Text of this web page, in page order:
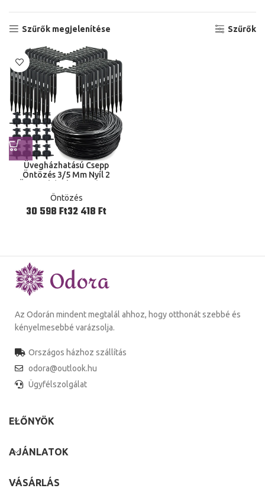
Szűrők megjelenítése Szűrők
Üvegházhatású Csepp
Öntözés 3/5 Mm Nyíl 2
Kert 10/20
Öntözés
Ft Ft
Az Odorán mindent megtalál ahhoz, hogy otthonát szebbé és
kényelmesebbé varázsolja.
Országos házhoz szállítás
odora@outlook.hu
Ügyfélszolgálat
ELŐNYÖK
AJÁNLATOK
VÁSÁRLÁS